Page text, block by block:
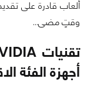
ألعاب قادرة على
وقتٍ مضى…
أجهزة الفئة